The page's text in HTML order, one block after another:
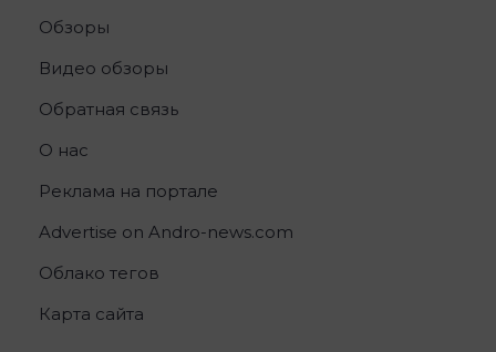
Обзоры
Видео обзоры
Обратная связь
О нас
Реклама на портале
Advertise on Andro-news.com
Облако тегов
Карта сайта